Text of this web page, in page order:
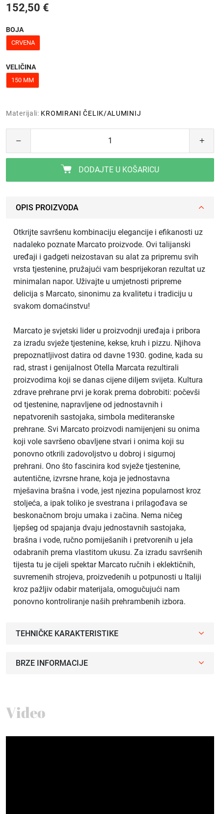
152,50 €
BOJA
CRVENA
VELIČINA
150 MM
Materijali: KROMIRANI ČELIK/ALUMINIJ
DODAJTE U KOŠARICU
OPIS PROIZVODA
Otkrijte savršenu kombinaciju elegancije i efikanosti uz
nadaleko poznate Marcato proizvode. Ovi talijanski
uređaji i gadgeti neizostavan su alat za pripremu svih
vrsta tjestenine, pružajući vam besprijekoran rezultat uz
minimalan napor. Uživajte u umjetnosti pripreme
delicija s Marcato, sinonimu za kvalitetu i tradiciju u
svakom domaćinstvu!
Marcato je svjetski lider u proizvodnji uređaja i pribora
za izradu svježe tjestenine, kekse, kruh i pizzu. Njihova
prepoznatljivost datira od davne 1930. godine, kada su
rad, strast i genijalnost Otella Marcata rezultirali
proizvodima koji se danas cijene diljem svijeta. Kultura
zdrave prehrane prvi je korak prema dobrobiti: počevši
od tjestenine, napravljene od jednostavnih i
nepatvorenih sastojaka, simbola mediteranske
prehrane. Svi Marcato proizvodi namijenjeni su onima
koji vole savršeno obavljene stvari i onima koji su
ponovno otkrili zadovoljstvo u dobroj i sigurnoj
prehrani. Ono što fascinira kod svježe tjestenine,
autentične, izvrsne hrane, koja je jednostavna
mješavina brašna i vode, jest njezina popularnost kroz
stoljeća, a ipak toliko je svestrana i prilagođava se
beskonačnom broju umaka i začina. Nema ničeg
ljepšeg od spajanja dvaju jednostavnih sastojaka,
brašna i vode, ručno pomiješanih i pretvorenih u jela
odabranih prema vlastitom ukusu. Za izradu savršenih
tijesta tu je cijeli spektar Marcato ručnih i eklektičnih,
suvremenih strojeva, proizvedenih u potpunosti u Italiji
kroz pažljiv odabir materijala, omogučujući nam
ponovno kontroliranje naših prehrambenih izbora.
TEHNIČKE KARAKTERISTIKE
BRZE INFORMACIJE
Video